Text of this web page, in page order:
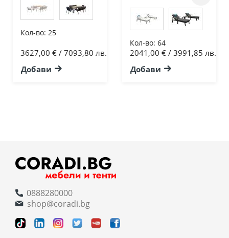
Кол-во: 25
3627,00 € / 7093,80 лв.
Добави
Кол-во: 64
2041,00 € / 3991,85 лв.
Добави
0888280000
shop@coradi.bg